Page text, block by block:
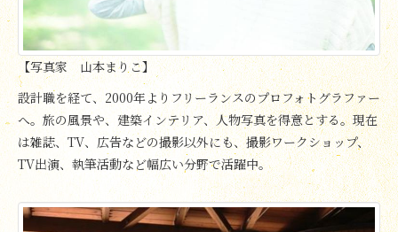
【写真家 山本まりこ】
設計職を経て、2000年よりフリーランスのプロフォトグラファー
へ。旅の風景や、建築インテリア、人物写真を得意とする。現在
は雑誌、TV、広告などの撮影以外にも、撮影ワークショップ、
TV出演、執筆活動など幅広い分野で活躍中。